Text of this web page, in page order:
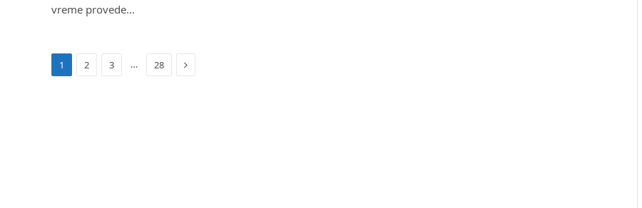
vreme provede…
1 2 3 … 28 Next